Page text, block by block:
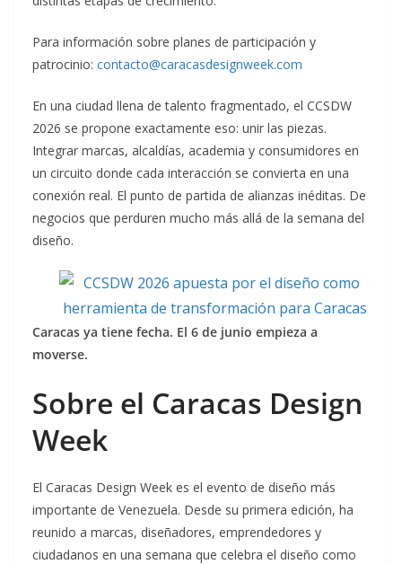
Para información sobre planes de participación y
patrocinio: contacto@caracasdesignweek.com
En una ciudad llena de talento fragmentado, el CCSDW
2026 se propone exactamente eso: unir las piezas.
Integrar marcas, alcaldías, academia y consumidores en
un circuito donde cada interacción se convierta en una
conexión real. El punto de partida de alianzas inéditas. De
negocios que perduren mucho más allá de la semana del
diseño.
Caracas ya tiene fecha. El 6 de junio empieza a
moverse.
Sobre el Caracas Design
Week
El Caracas Design Week es el evento de diseño más
importante de Venezuela. Desde su primera edición, ha
reunido a marcas, diseñadores, emprendedores y
ciudadanos en una semana que celebra el diseño como